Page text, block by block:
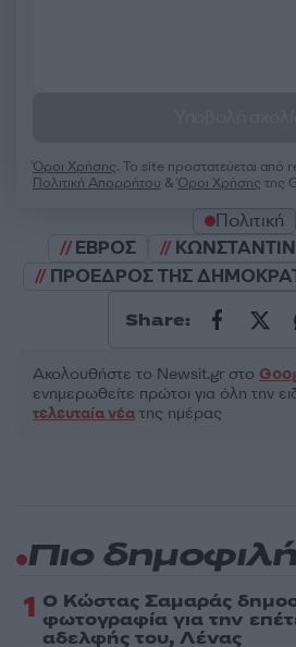
Όροι Χρήσης. Το site προστατεύεται από
Πολιτική Απορρήτου &Όροι Χρήσης της
Πολιτική
ΕΒΡΟΣ
ΠΡΟΕΔΡΟΣ ΤΗΣ
Share:
Ακολουθήστε το Νewsit.gr στο
ενημερωθείτε πρώτοι για όλη την
τελευταία νέα της ημέρας
Πιο δημοφιλή
1 Ο Κώστας Σαμαράς
φωτογραφία για την
αδελφής του, Λένας